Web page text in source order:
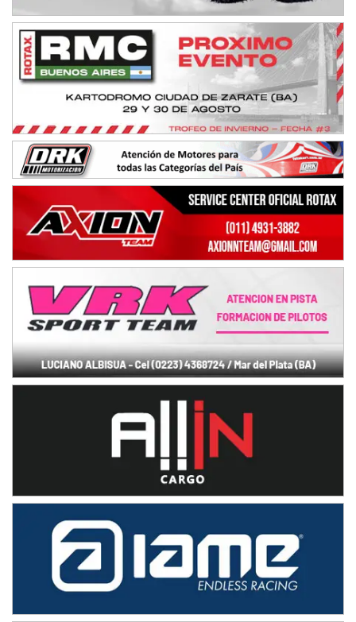
El Timbó (Tucumán)
COBERTURA ESPECIAL DE E-KART.COM.AR
08/09-AGO
IAME SERIES ARGENTINA 6
Baradero (Buenos Aires)
KDO - F6
Ciudad de Trenque Lauquen (Asfalto)
Trenque Lauquen (Buenos Aires)
ENTRERRIANO - F6 (POSTERGADA)
Parque de la Velocidad (Asfalto)
El Cerro (Tierra)
Victoria (Entre Ríos)
Moto Club Reginense (Tierra)
Gral. E. Godoy (Río Negro)
Juventud Unida (Tierra)
SUR SANTAFESINO - F4
José Samuel Sánchez (Tierra)
Rufino (Santa Fe)
TUCUMANO - F5
El Timbó (Tucumán)